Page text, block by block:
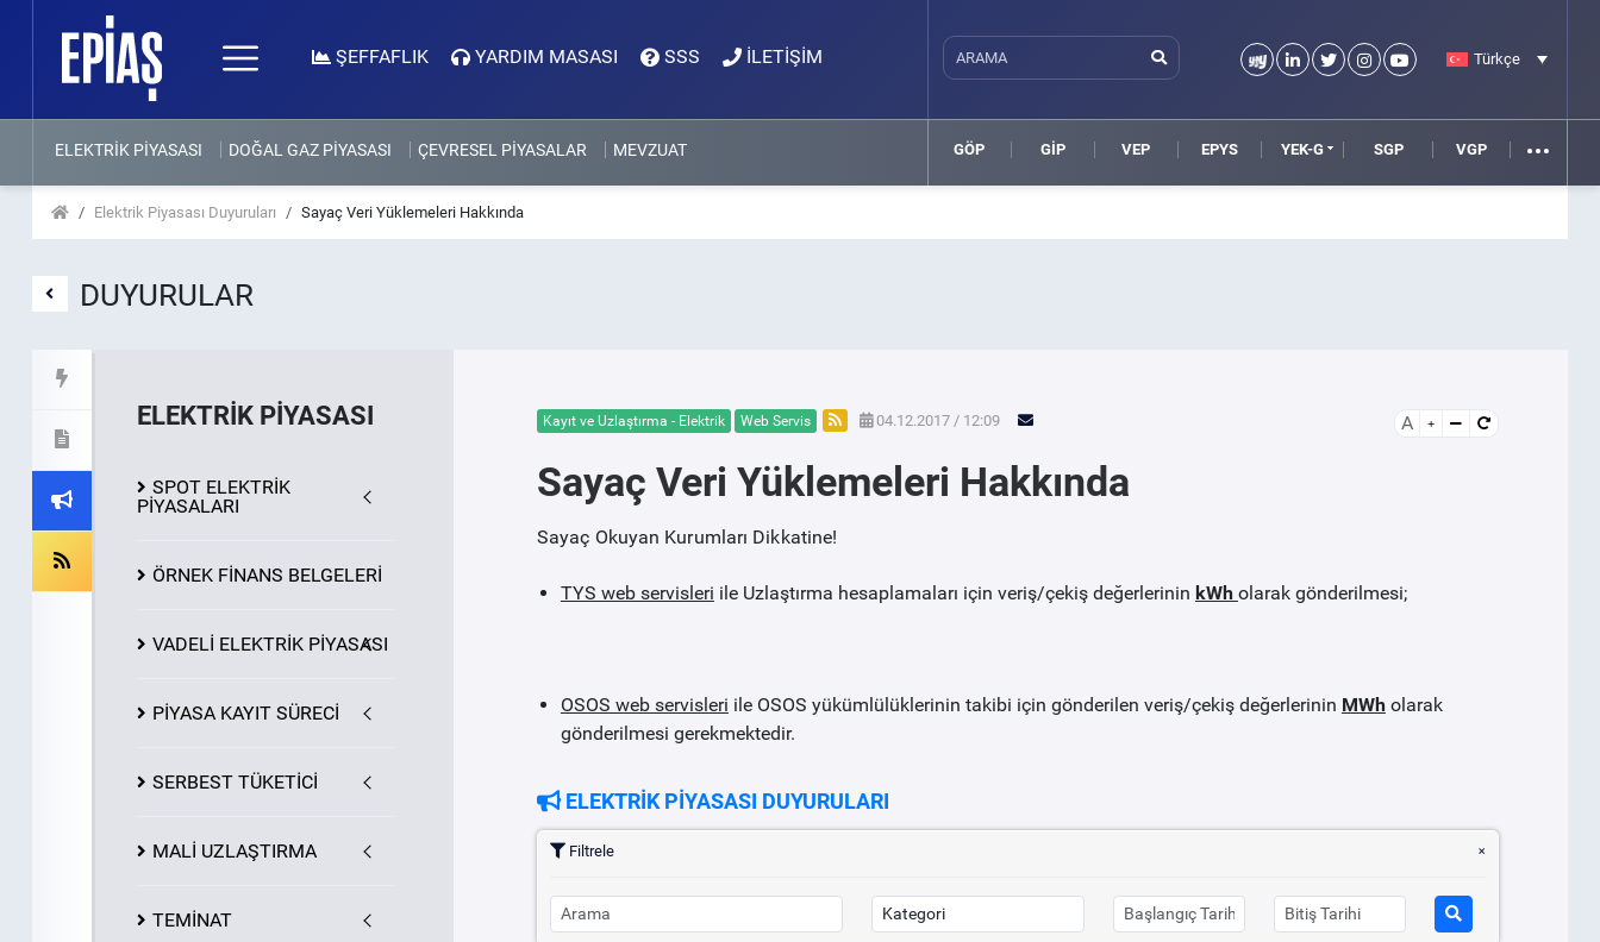
ŞEFFAFLIK YARDIM MASASI SSS İLETİŞİM Türkçe
ELEKTRİK PİYASASI DOĞAL GAZ PİYASASI ÇEVRESEL PİYASALAR MEVZUAT GÖP GİP VEP EPYS YEK-G SGP VGP
Elektrik Piyasası Duyuruları Sayaç Veri Yüklemeleri Hakkında
DUYURULAR
ELEKTRİK PİYASASI
SPOT ELEKTRİK
PİYASALARI
ÖRNEK FİNANS BELGELERİ
VADELİ ELEKTRİK PİYASASI
PİYASAKAYIT SÜRECİ
SERBEST TÜKETİCİ
MALİ UZLAŞTIRMA
TEMİNAT
Kayıt ve Uzlaştırma - Elektrik Web Servis 04.12.2017 / 12:09 A
Sayaç Veri Yüklemeleri Hakkında
Sayaç Okuyan Kurumları Dikkatine!
TYS web servisleri ile Uzlaştırma hesaplamaları için veriş/çekiş değerlerinin kWh olarak gönderilmesi;
OSOS web servisleri ile OSOS yükümlülüklerinin takibi için gönderilen veriş/çekiş değerlerinin MWholarak
gönderilmesi gerekmektedir.
ELEKTRİK PİYASASI DUYURULARI
Filtrele